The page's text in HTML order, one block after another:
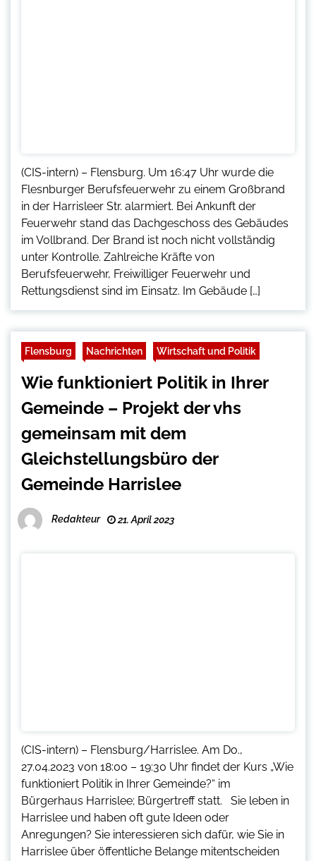
(CIS-intern) – Flensburg. Um 16:47 Uhr wurde die
Flesnburger Berufsfeuerwehr zu einem Großbrand
in der Harrisleer Str. alarmiert. Bei Ankunft der
Feuerwehr stand das Dachgeschoss des Gebäudes
im Vollbrand. Der Brand ist noch nicht vollständig
unter Kontrolle. Zahlreiche Kräfte von
Berufsfeuerwehr, Freiwilliger Feuerwehr und
Rettungsdienst sind im Einsatz. Im Gebäude […]
Flensburg Nachrichten Wirtschaft und Politik
Wie funktioniert Politik in Ihrer
Gemeinde – Projekt der vhs
gemeinsam mit dem
Gleichstellungsbüro der
Gemeinde Harrislee
Redakteur 21. April 2023
(CIS-intern) – Flensburg/Harrislee. Am Do.,
27.04.2023 von 18:00 – 19:30 Uhr findet der Kurs „Wie
funktioniert Politik in Ihrer Gemeinde?“ im
Bürgerhaus Harrislee; Bürgertreff statt. Sie leben in
Harrislee und haben oft gute Ideen oder
Anregungen? Sie interessieren sich dafür, wie Sie in
Harrislee über öffentliche Belange mitentscheiden